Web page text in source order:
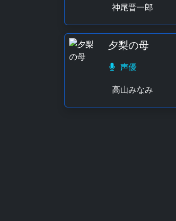
神尾晋一郎
夕梨の母
声優
高山みなみ